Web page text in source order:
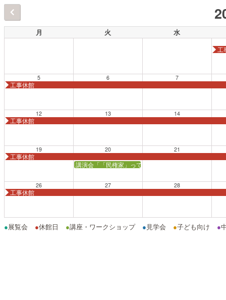
月 火 水
工
5
工事休館
6 7
12
工事休館
13 14
19
工事休館
20
講演会「「民権家」って、どんな人？──自由民権運
21
26
工事休館
27 28
●展覧会 ●休館日 ●講座・ワークショップ ● 見学会 ●子ども向け ●